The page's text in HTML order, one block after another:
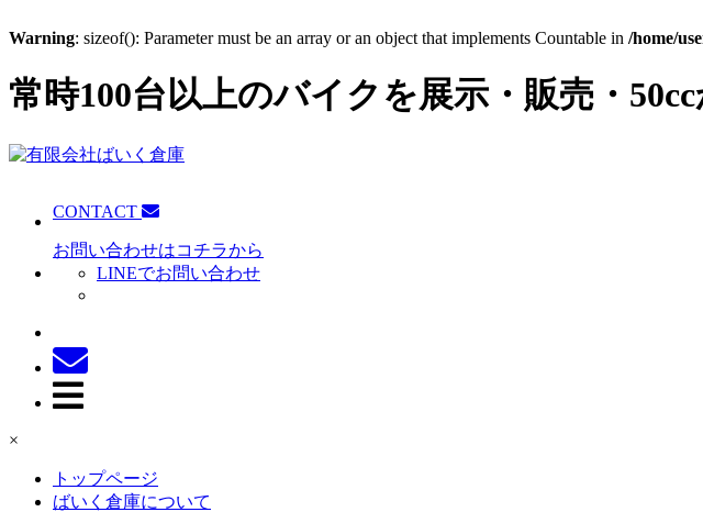
Warning: sizeof(): Parameter must be an array or an object that implements Countable in /home/
常時100台以上のバイクを展示・販売・
CONTACT
お問い合わせはコチラから
LINEでお問い合わせ
×
トップページ
ばいく倉庫について